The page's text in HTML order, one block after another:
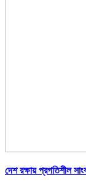
দেশ রক্ষায় প্রগতিশীল